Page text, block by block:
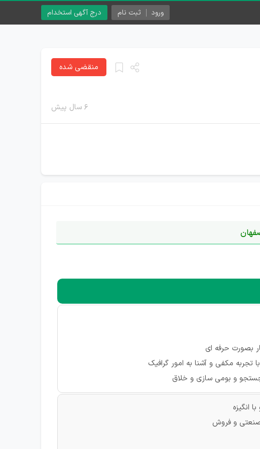
درج آگهی استخدام ورود ثبت نام
۶ سال پیش
منقضی شده
بصورت حرفه ای
مکفی و آشنا به امور گرافیک
و بومی سازی و خلاق
انگیزه
صنعتی و فروش